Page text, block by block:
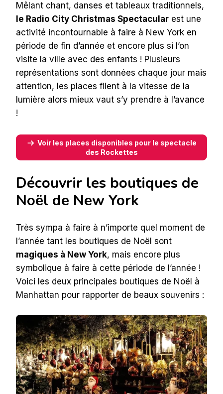
Mêlant chant, danses et tableaux traditionnels,
le Radio City Christmas Spectacular est une
activité incontournable à faire à New York en
période de fin d’année et encore plus si l’on
visite la ville avec des enfants ! Plusieurs
représentations sont données chaque jour mais
attention, les places filent à la vitesse de la
lumière alors mieux vaut s’y prendre à l’avance
!
Voir les places disponibles pour le spectacle
des Rockettes
Découvrir les boutiques de
Noël de New York
Très sympa à faire à n’importe quel moment de
l’année tant les boutiques de Noël sont
magiques à New York, mais encore plus
symbolique à faire à cette période de l’année !
Voici les deux principales boutiques de Noël à
Manhattan pour rapporter de beaux souvenirs :